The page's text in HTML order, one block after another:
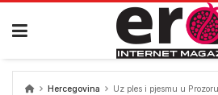
Skip
content
Hercegovina Uz ples i pjesmu u